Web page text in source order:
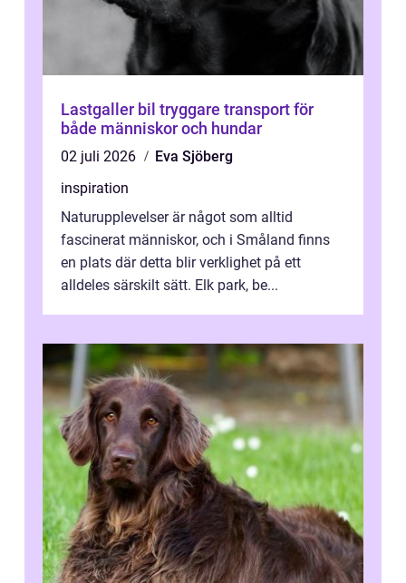
Lastgaller bil tryggare transport för
både människor och hundar
02 juli 2026
Eva Sjöberg
inspiration
Naturupplevelser är något som alltid
fascinerat människor, och i Småland finns
en plats där detta blir verklighet på ett
alldeles särskilt sätt. Elk park, be...